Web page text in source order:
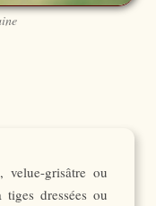
grisâtre ou
dressées ou